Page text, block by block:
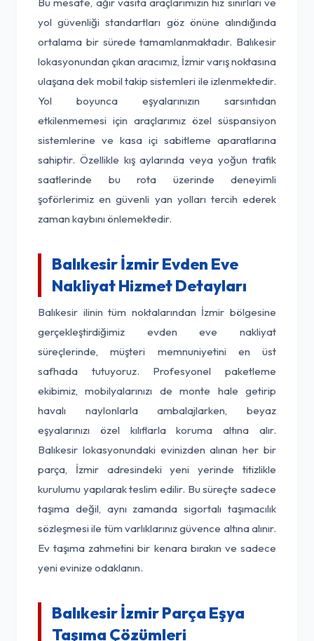
yol güvenliği standartları göz önüne alındığında
ortalama bir sürede tamamlanmaktadır. Balıkesir
lokasyonundan çıkan aracımız, İzmir varış noktasına
ulaşana dek mobil takip sistemleri ile izlenmektedir.
Yol boyunca eşyalarınızın sarsıntıdan
etkilenmemesi için araçlarımız özel süspansiyon
sistemlerine ve kasa içi sabitleme aparatlarına
sahiptir. Özellikle kış aylarında veya yoğun trafik
saatlerinde bu rota üzerinde deneyimli
şoförlerimiz en güvenli yan yolları tercih ederek
zaman kaybını önlemektedir.
Balıkesir İzmir Evden Eve
Nakliyat Hizmet Detayları
Balıkesir ilinin tüm noktalarından İzmir bölgesine
gerçekleştirdiğimiz evden eve nakliyat
süreçlerinde, müşteri memnuniyetini en üst
safhada tutuyoruz. Profesyonel paketleme
ekibimiz, mobilyalarınızı de monte hale getirip
havalı naylonlarla ambalajlarken, beyaz
eşyalarınızı özel kılıflarla koruma altına alır.
Balıkesir lokasyonundaki evinizden alınan her bir
parça, İzmir adresindeki yeni yerinde titizlikle
kurulumu yapılarak teslim edilir. Bu süreçte sadece
taşıma değil, aynı zamanda sigortalı taşımacılık
sözleşmesi ile tüm varlıklarınız güvence altına alınır.
Ev taşıma zahmetini bir kenara bırakın ve sadece
yeni evinize odaklanın.
Balıkesir İzmir Parça Eşya
Taşıma Çözümleri